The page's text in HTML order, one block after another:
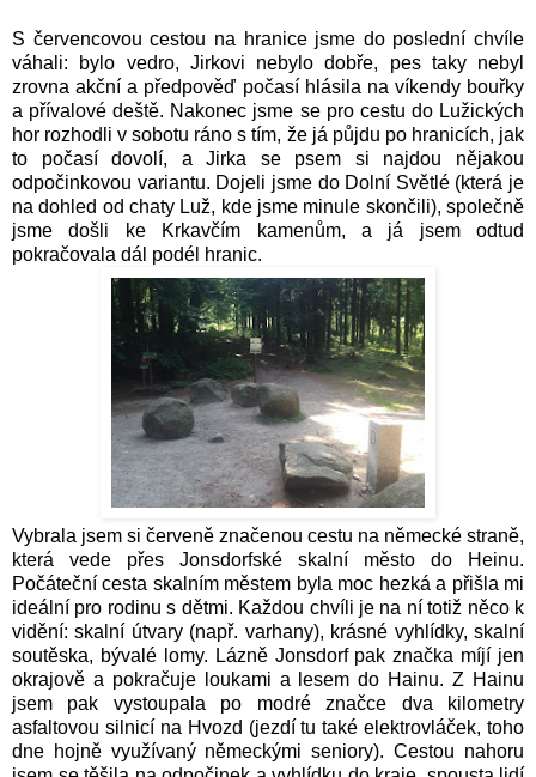
S červencovou cestou na hranice jsme do poslední chvíle
váhali: bylo vedro, Jirkovi nebylo dobře, pes taky nebyl
zrovna akční a předpověď počasí hlásila na víkendy bouřky
a přívalové deště. Nakonec jsme se pro cestu do Lužických
hor rozhodli v sobotu ráno s tím, že já půjdu po hranicích, jak
to počasí dovolí, a Jirka se psem si najdou nějakou
odpočinkovou variantu. Dojeli jsme do Dolní Světlé (která je
na dohled od chaty Luž, kde jsme minule skončili), společně
jsme došli ke Krkavčím kamenům, a já jsem odtud
pokračovala dál podél hranic.
Vybrala jsem si červeně značenou cestu na německé straně,
která vede přes Jonsdorfské skalní město do Heinu.
Počáteční cesta skalním městem byla moc hezká a přišla mi
ideální pro rodinu s dětmi. Každou chvíli je na ní totiž něco k
vidění: skalní útvary (např. varhany), krásné vyhlídky, skalní
soutěska, bývalé lomy. Lázně Jonsdorf pak značka míjí jen
okrajově a pokračuje loukami a lesem do Hainu. Z Hainu
jsem pak vystoupala po modré značce dva kilometry
asfaltovou silnicí na Hvozd (jezdí tu také elektrovláček, toho
dne hojně využívaný německými seniory). Cestou nahoru